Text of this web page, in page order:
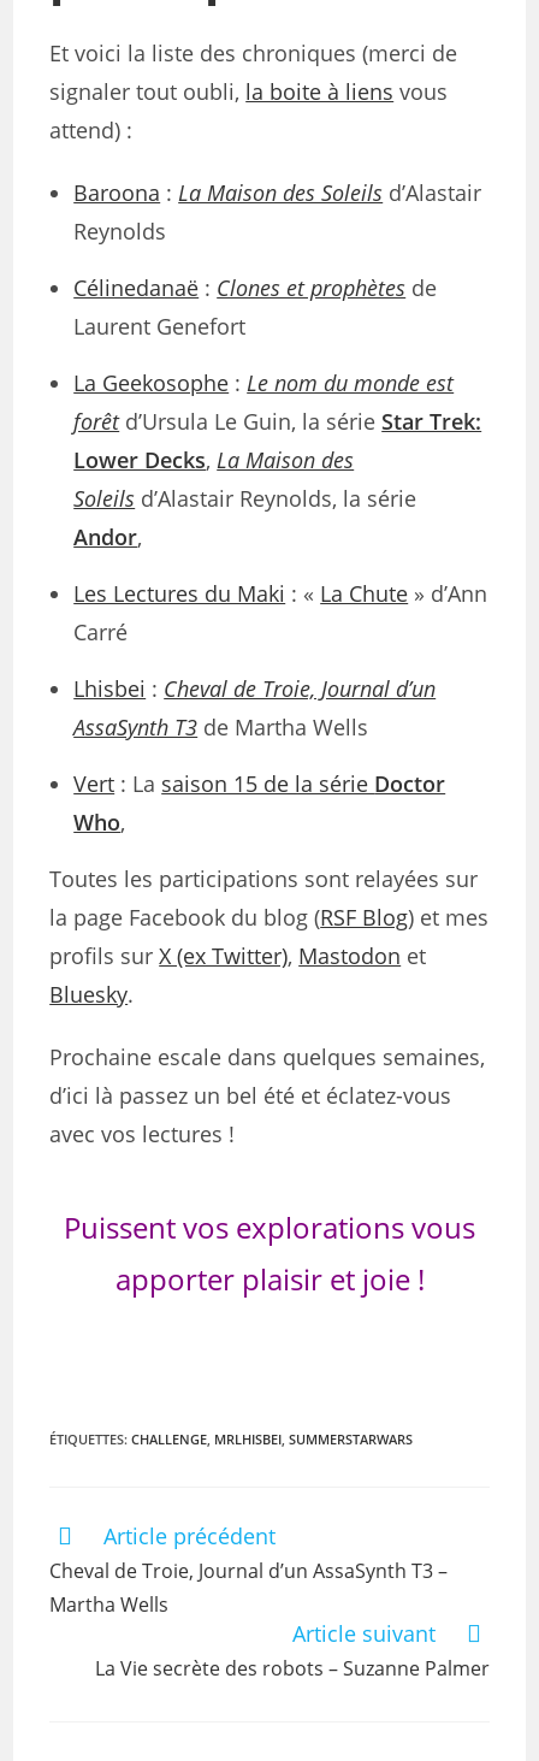
Et voici la liste des chroniques (merci de
signaler tout oubli, la boite à liens vous
attend) :
Baroona :La Maison des Soleils d’Alastair
Reynolds
Célinedanaë : Clones et prophètes de
Laurent Genefort
La Geekosophe :Le nom du monde est
forêtd’Ursula Le Guin, la sérieStar Trek:
Lower Decks,La Maison des
Soleils d’Alastair Reynolds, la série
Andor,
Les Lectures du Maki : « La Chute » d’Ann
Carré
Lhisbei : Cheval de Troie, Journal d’un
AssaSynth T3 de Martha Wells
Vert : La saison 15 de la série Doctor
Who,
Toutes les participations sont relayées sur
la page Facebook du blog (RSF Blog) et mes
profils surX (ex Twitter), Mastodon et
Bluesky.
Prochaine escale dans quelques semaines,
d’ici là passez un bel été et éclatez-vous
avec vos lectures !
Puissent vos explorations vous
apporter plaisir et joie !
ÉTIQUETTES:CHALLENGE, MRLHISBEI, SUMMERSTARWARS
Article précédent
Cheval de Troie, Journal d’un AssaSynth T3 –
Martha Wells
Article suivant
La Vie secrète des robots – Suzanne Palmer